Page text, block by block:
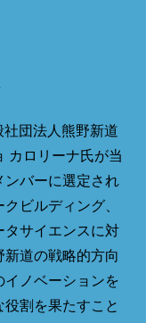
社団法人熊野新道
カロリーナ氏が当
ンバーに選定され
ビルディング、
タサイエンスに対
道の戦略的方向
ノベーションを
割を果たすこと